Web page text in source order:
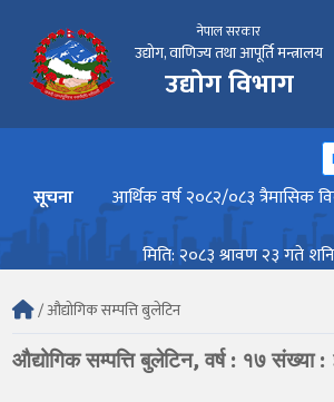
नेपाल सरकार
उद्योग, वाणिज्य तथा आपूर्ति मन्त्रालय
उद्योग विभाग
सूचना आर्थिक वर्ष २०८२/०८३ त्रैमासिक
मिति: २०८३ श्रावण २३ गते
/ औद्योगिक सम्पत्ति बुलेटिन
औद्योगिक सम्पत्ति बुलेटिन, वर्ष : १७ संख्या :